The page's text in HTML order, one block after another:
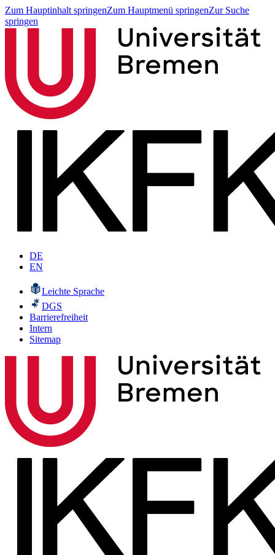
Zum Hauptinhalt springenZum Hauptmenü springenZur Suche
springen
DE
EN
Leichte Sprache
DGS
Barrierefreiheit
Intern
Sitemap